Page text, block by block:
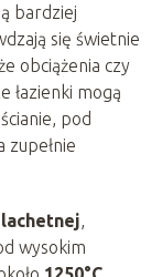
bardziej
się świetnie
obciążenia czy
łazienki mogą
pod
zupełnie
,
wysokim